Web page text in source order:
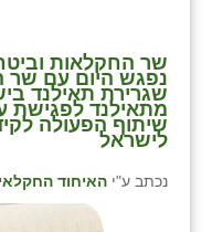
שר החקלאות
נפגש היום עם שר
שגרירת תאילנד
מתאילנד לפגישת
שיתוף הפעולה
לישראל
נכתב ע"י האיחוד החקלאי